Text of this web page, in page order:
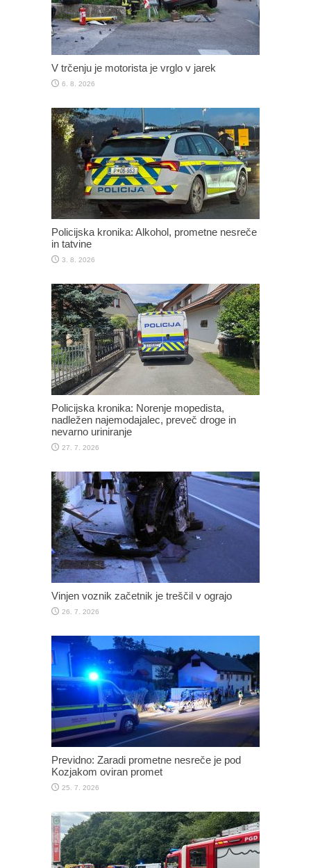
V trčenju je motorista je vrglo v jarek
6. 8. 2026
Policijska kronika: Alkohol, prometne nesreče
in tatvine
3. 8. 2026
Policijska kronika: Norenje mopedista,
nadležen najemodajalec, preveč droge in
nevarno uriniranje
27. 7. 2026
Vinjen voznik začetnik je treščil v ograjo
26. 7. 2026
Previdno: Zaradi prometne nesreče je pod
Kozjakom oviran promet
25. 7. 2026